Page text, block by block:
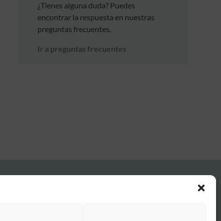
¿Tienes alguna duda? Puedes
encontrar la respuesta en nuestras
preguntas frecuentes.
Ir a preguntas frecuentes